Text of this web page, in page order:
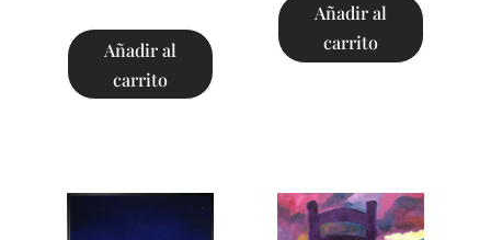
Añadir al
carrito
Añadir al
carrito